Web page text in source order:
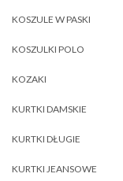
KOSZULE W PASKI
KOSZULKI POLO
KOZAKI
KURTKI DAMSKIE
KURTKI DŁUGIE
KURTKI JEANSOWE